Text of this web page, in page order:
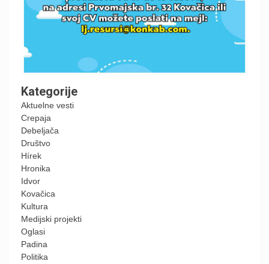
Kategorije
Aktuelne vesti
Crepaja
Debeljača
Društvo
Hírek
Hronika
Idvor
Kovačica
Kultura
Medijski projekti
Oglasi
Padina
Politika